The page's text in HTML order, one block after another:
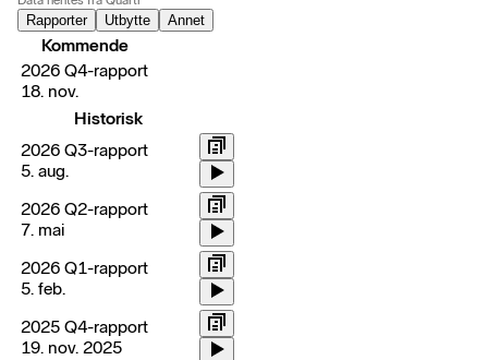
Rapporter Utbytte Annet
Kommende
2026 Q4-rapport
18. nov.
Historisk
2026 Q3-rapport
5. aug.
2026 Q2-rapport
7. mai
2026 Q1-rapport
5. feb.
2025 Q4-rapport
19. nov. 2025